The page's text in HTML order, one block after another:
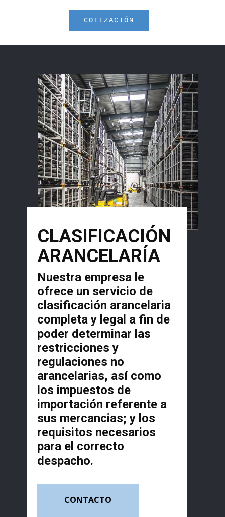
COTIZACIÓN
CLASIFICACIÓN
ARANCELARÍA
Nuestra empresa le
ofrece un servicio de
clasificación arancelaria
completa y legal a fin de
poder determinar las
restricciones y
regulaciones no
arancelarias, así como
los impuestos de
importación referente a
sus mercancias; y los
requisitos necesarios
para el correcto
despacho.
CONTACTO